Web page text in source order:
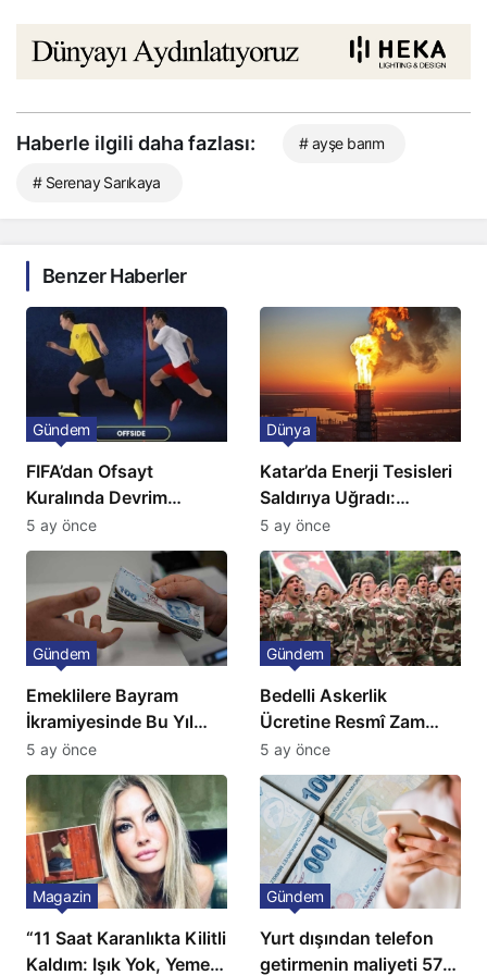
Haberle ilgili daha fazlası: # ayşe barım
# Serenay Sarıkaya
Benzer Haberler
FIFA’dan Ofsayt
Kuralında Devrim
Niteliğinde Onay
Gündem
5 ay önce
Katar’da Enerji Tesisleri
Saldırıya Uğradı:
Avrupa’da Doğalgaz
Fiyatlarında Sert Artış
Dünya
5 ay önce
Emeklilere Bayram
İkramiyesinde Bu Yıl
Artış Gelmeyecek
Gündem
5 ay önce
Bedelli Askerlik
Ücretine Resmî Zam
Geliyor
Gündem
5 ay önce
“11 Saat Karanlıkta Kilitli
Kaldım: Işık Yok, Yemek
Magazin
Yurt dışından telefon
getirmenin maliyeti 57
Gündem